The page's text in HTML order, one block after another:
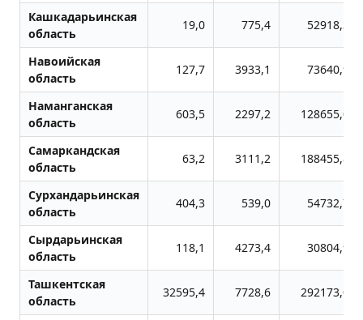
Кашкадарьинская
область
19,0 775,4 52918,3
Навоийская
область
127,7 3933,1 73640,9
Наманганская
область
603,5 2297,2 128655,0
Самаркандская
область
63,2 3111,2 188455,8
Сурхандарьинская
область
404,3 539,0 54732,7
Сырдарьинская
область
118,1 4273,4 30804,9
Ташкентская
область
32595,4 7728,6 292173,0